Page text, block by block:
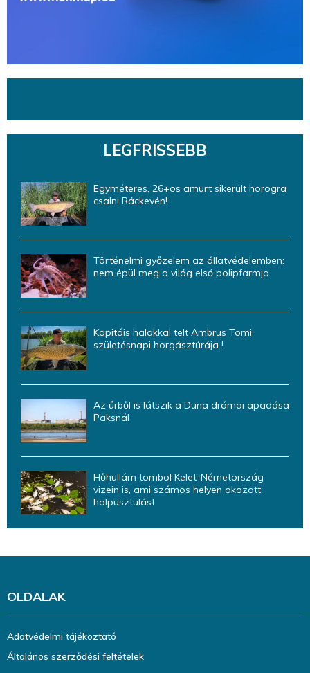
LEGFRISSEBB
Egyméteres, 26+os amurt sikerült horogra
csalni Ráckevén!
Történelmi győzelem az állatvédelemben:
nem épül meg a világ első polipfarmja
Kapitáis halakkal telt Ambrus Tomi
születésnapi horgásztúrája !
Az űrből is látszik a Duna drámai apadása
Paksnál
Hőhullám tombol Kelet-Németország
vizein is, ami számos helyen okozott
halpusztulást
OLDALAK
Adatvédelmi tájékoztató
Általános szerződési feltételek